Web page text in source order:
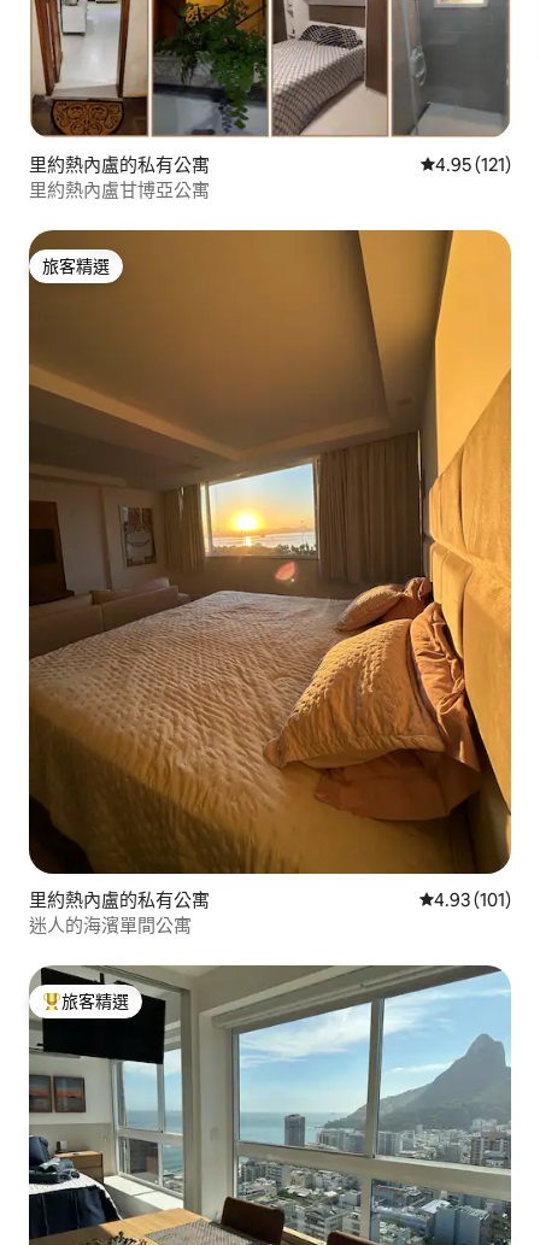
里約熱內盧的私有公寓 從 121 則評價
4.95 (121)
里約熱內盧甘博亞公寓
旅客精選
旅客精選
里約熱內盧的私有公寓 從 101 則評價
4.93 (101)
迷人的海濱單間公寓
旅客精選榜首
旅客精選